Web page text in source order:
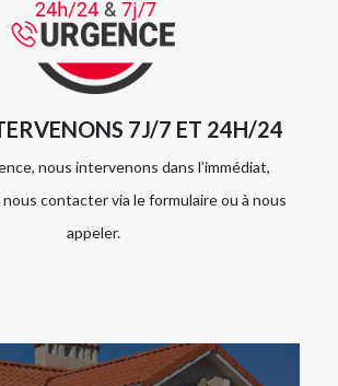
7J/7 ET 24H/24
nous intervenons dans l’immédiat,
nous contacter via le formulaire ou à nous
appeler.